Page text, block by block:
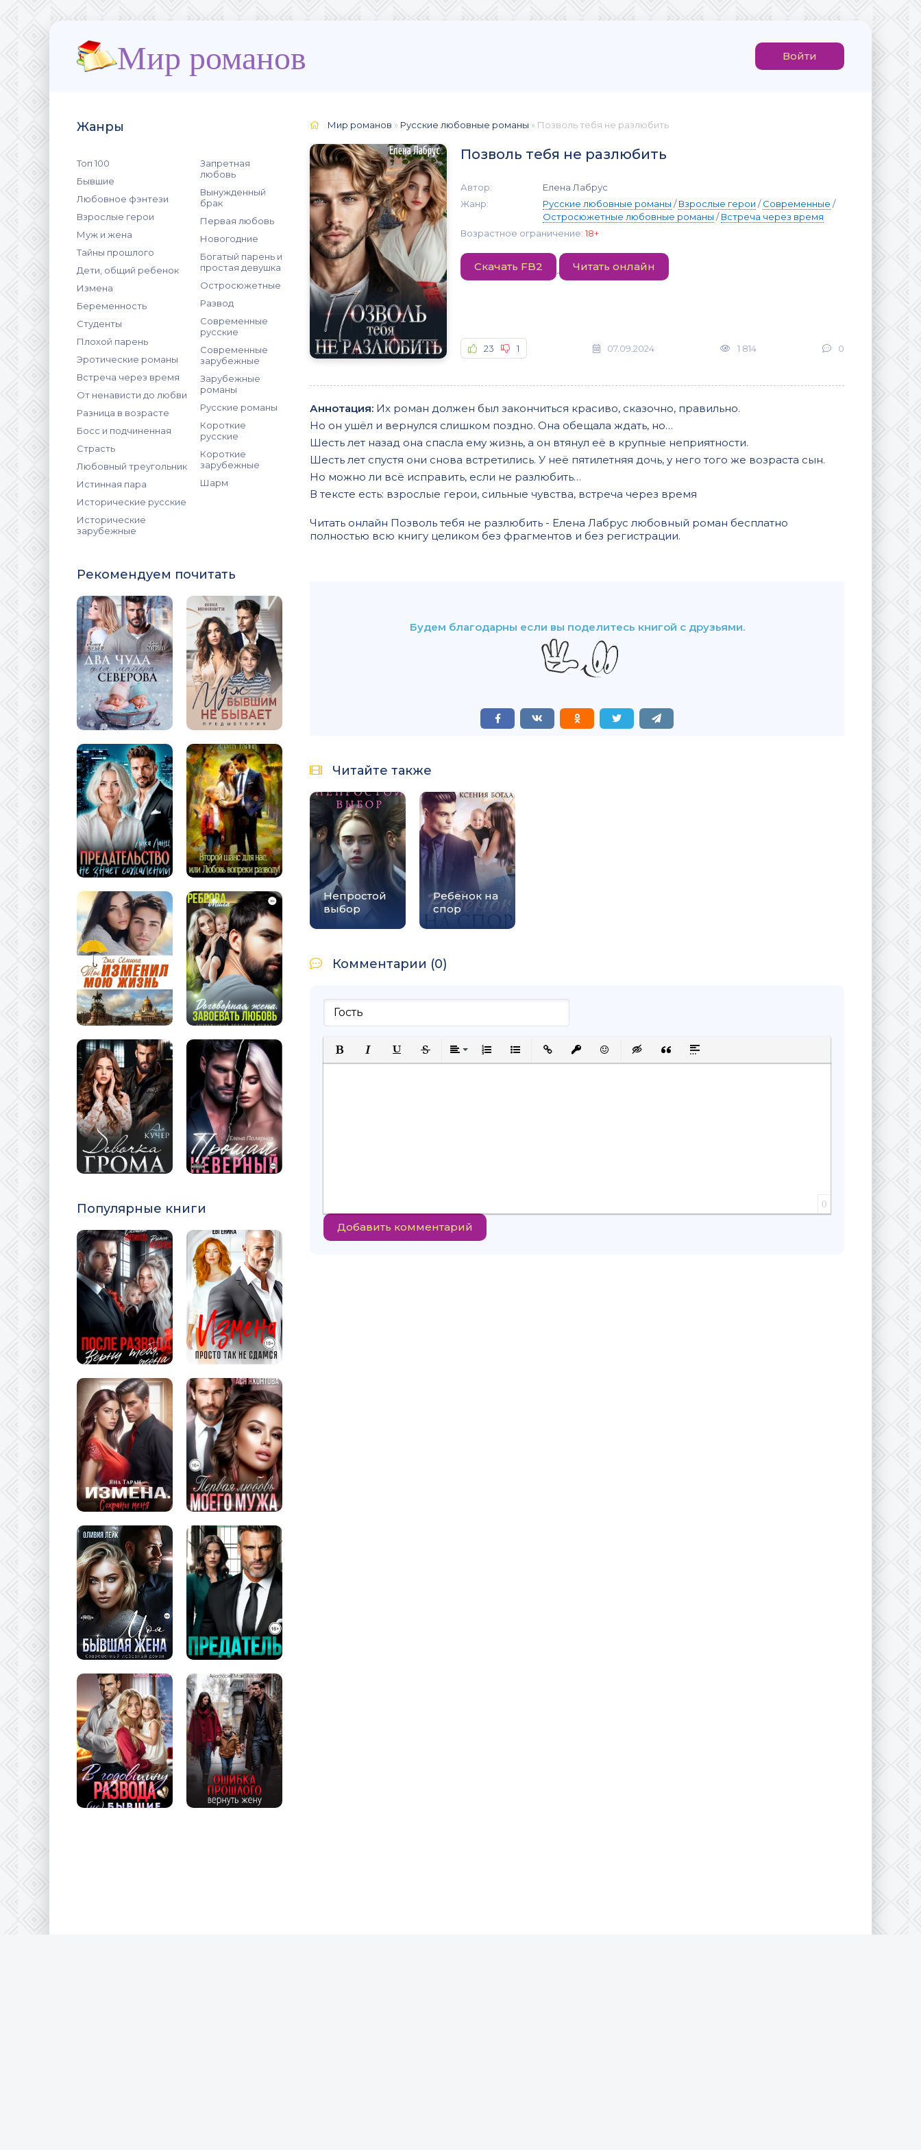
Мир романов Войти
Жанры
Топ 100
Бывшие
Любовное фэнтези
Взрослые герои
Муж и жена
Тайны прошлого
Дети, общий ребенок
Измена
Беременность
Студенты
Плохой парень
Эротические романы
Встреча через время
От ненависти до любви
Разница в возрасте
Босс и подчиненная
Страсть
Любовный треугольник
Истинная пара
Исторические русские
Исторические
зарубежные
Запретная
любовь
Вынужденный
брак
Первая любовь
Новогодние
Богатый парень и
простая девушка
Остросюжетные
Развод
Современные
русские
Современные
зарубежные
Зарубежные
романы
Русские романы
Короткие
русские
Короткие
зарубежные
Шарм
Рекомендуем почитать
Популярные книги
Мир романов » Русские любовные романы » Позволь тебя не разлюбить
Позволь тебя не разлюбить
Автор:
Елена Лабрус
Жанр:
Русские любовные романы /Взрослые герои /Современные /
Остросюжетные любовные романы /Встреча через время
Возрастное ограничение: 18+
Скачать FB2 Читать онлайн
23 1 07.09.2024 1 814 0
Аннотация: Их роман должен был закончиться красиво, сказочно, правильно.
Но он ушёл и вернулся слишком поздно. Она обещала ждать, но…
Шесть лет назад она спасла ему жизнь, а он втянул её в крупные неприятности.
Шесть лет спустя они снова встретились. У неё пятилетняя дочь, у него того же возраста сын.
Но можно ли всё исправить, если не разлюбить…
В тексте есть: взрослые герои, сильные чувства, встреча через время
Читать онлайн Позволь тебя не разлюбить - Елена Лабрус любовный роман бесплатно
полностью всю книгу целиком без фрагментов и без регистрации.
Будем благодарны если вы поделитесь книгой с друзьями.
Читайте также
Непростой
выбор
Ребенок на
спор
Комментарии (0)
Полужирный
КурсивПодчеркнутый
ЗачеркнутыйВыравнивание
Нумерованный список
Маркированный список
Вставить ссылку
Вставить защищенную ссылку
Вставить смайлик
Вставка скрытого текста
Вставка цитаты
Вставка спойлера
0
Добавить комментарий